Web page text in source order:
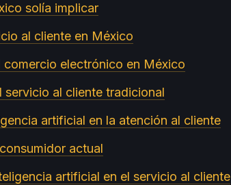
solía implicar
al cliente en México
electrónico en México
al cliente tradicional
artificial en la atención al cliente
actual
artificial en el servicio al cliente